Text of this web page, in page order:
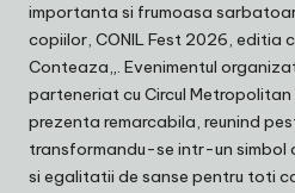
importanta si frumoasa
copiilor, CONIL Fest 2026, editia
Conteaza„. Evenimentul
parteneriat cu Circul
prezenta remarcabila, reunind
transformandu-se intr-un
si egalitatii de sanse pentru toti